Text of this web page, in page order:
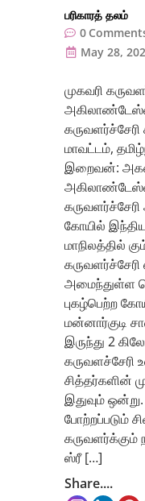
பரிகாரத் தலம்
0
May 28,
முகவரி
மாவட்டம்,
இறைவன்:
கோயில்
மாநிலத்தில்
அமைந்துள்ள
புகழ்பெற்ற
மன்னார்குடி
இருந்து 2
கருவளச்சேரி
சித்தர்களின்
இதுவும்
போற்றப்படும்
கருவளர்க்கும்
ஸ்ரீ […]
Share....